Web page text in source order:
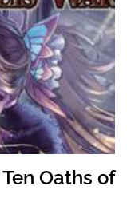
Oaths of